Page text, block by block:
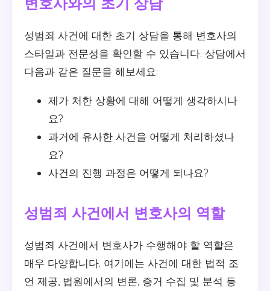
성범죄 사건에 대한 초기 상담을 통해 변호사의
스타일과 전문성을 확인할 수 있습니다. 상담에서
다음과 같은 질문을 해보세요:
제가 처한 상황에 대해 어떻게 생각하시나
요?
과거에 유사한 사건을 어떻게 처리하셨나
요?
사건의 진행 과정은 어떻게 되나요?
성범죄 사건에서 변호사의 역할
성범죄 사건에서 변호사가 수행해야 할 역할은
매우 다양합니다. 여기에는 사건에 대한 법적 조
언 제공, 법원에서의 변론, 증거 수집 및 분석 등